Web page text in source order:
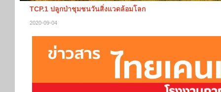
TCP.1 ปลูกป่าชุมชนวันสิ่งแวดล้อมโลก
2020-09-04